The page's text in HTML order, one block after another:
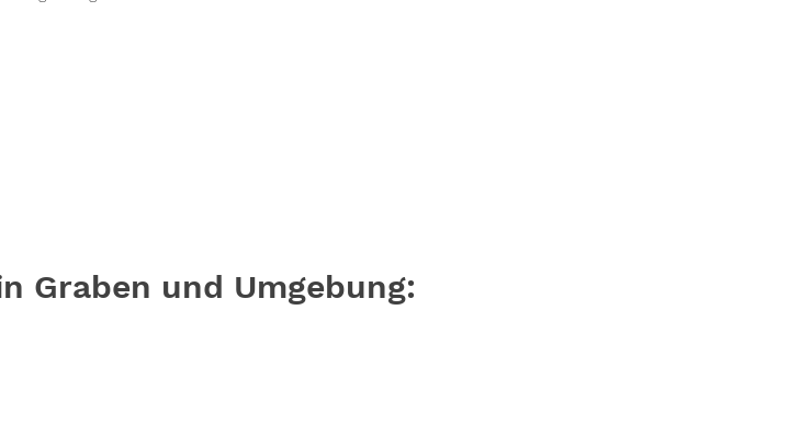
Graben und Umgebung: